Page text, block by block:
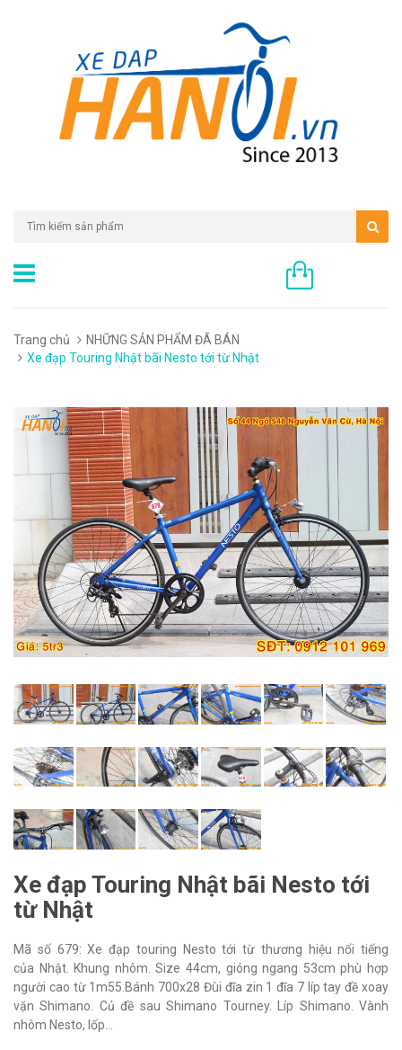
Trang chủ
NHỮNG SẢN PHẨM ĐÃ BÁN
Xe đạp Touring Nhật bãi Nesto tới từ Nhật
Xe đạp Touring Nhật bãi Nesto tới
từ Nhật
Mã số 679: Xe đạp touring Nesto tới từ thương hiệu nổi tiếng
của Nhật. Khung nhôm. Size 44cm, gióng ngang 53cm phù hợp
người cao từ 1m55.Bánh 700x28 Đùi đĩa zin 1 đĩa 7 líp tay đề xoay
vặn Shimano. Củ đề sau Shimano Tourney. Líp Shimano. Vành
nhôm Nesto, lốp...